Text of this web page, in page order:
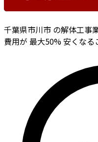
千葉県市川市 の解体工事
費用が 最大50%安くなる